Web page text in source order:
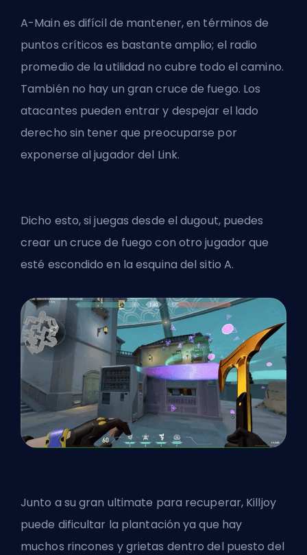
A-Main es difícil de mantener, en términos de
puntos críticos es bastante amplio; el radio
promedio de la utilidad no cubre todo el camino.
También no hay un gran cruce de fuego. Los
atacantes pueden entrar y despejar el lado
derecho sin tener que preocuparse por
exponerse al jugador del Link.
Dicho esto, si juegas desde el dugout, puedes
crear un cruce de fuego con otro jugador que
esté escondido en la esquina del sitio A.
Junto a su gran ultimate para recuperar, Killjoy
puede dificultar la plantación ya que hay
muchos rincones y grietas dentro del puesto del